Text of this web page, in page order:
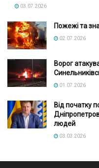
03.07.2026
Пожежі та
02.07.2026
Ворог
01.07.2026
Від початку
людей
03.03.2026